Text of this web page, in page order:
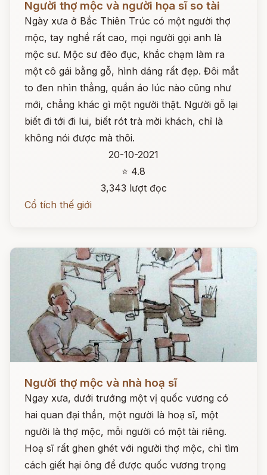
Người thợ mộc và người họa sĩ so tài
Ngày xưa ở Bắc Thiên Trúc có một người thợ
mộc, tay nghề rất cao, mọi người gọi anh là
mộc sư. Mộc sư đẽo đục, khắc chạm làm ra
một cô gái bằng gỗ, hình dáng rất đẹp. Đôi mắt
to đen nhìn thẳng, quần áo lúc nào cũng như
mới, chẳng khác gì một người thật. Người gỗ lại
biết đi tới đi lui, biết rót trà mời khách, chỉ là
không nói được mà thôi.
20-10-2021
⭐ 4.8
3,343 lượt đọc
Cổ tích thế giới
Người thợ mộc và nhà hoạ sĩ
Ngay xưa, dưới trướng một vị quốc vương có
hai quan đại thần, một người là hoạ sĩ, một
người là thợ mộc, mỗi người có một tài riêng.
Hoạ sĩ rất ghen ghét với người thợ mộc, chỉ tìm
cách giết hại ông để được quốc vương trọng